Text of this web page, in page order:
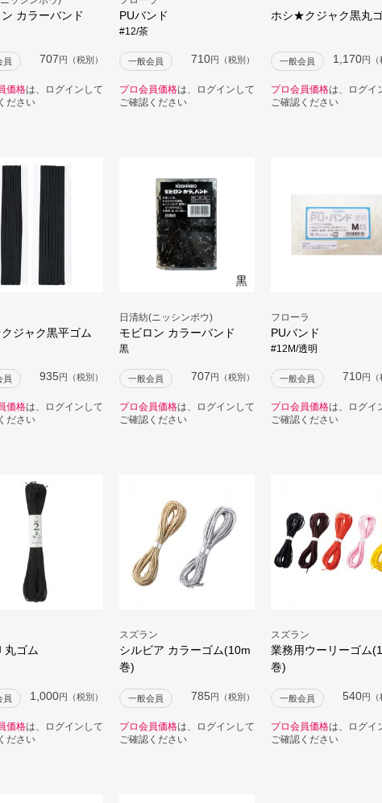
カラーバンド
員 707円（税別）
価格は、ログインして
ださい
PUバンド
#12/茶
一般会員 710円（税別）
プロ会員価格は、ログインして
ご確認ください
ホシ★クジャク黒丸
一般会員 1,170円（
プロ会員価格は、ログイ
ご確認ください
ジャク黒平ゴム
員 935円（税別）
価格は、ログインして
ださい
日清紡(ニッシンボウ)
モビロン カラーバンド
黒
一般会員 707円（税別）
プロ会員価格は、ログインして
ご確認ください
フローラ
PUバンド
#12M/透明
一般会員 710円（
プロ会員価格は、ログイ
ご確認ください
丸ゴム
員 1,000円（税別）
価格は、ログインして
ださい
スズラン
シルビア カラーゴム(10m
巻)
一般会員 785円（税別）
プロ会員価格は、ログインして
ご確認ください
スズラン
業務用ウーリーゴム
巻)
一般会員 540円（
プロ会員価格は、ログイ
ご確認ください